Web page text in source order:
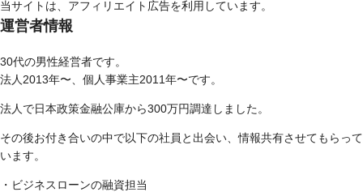
当サイトは、アフィリエイト広告を利用しています。
運営者情報
30代の男性経営者です。
法人2013年〜、個人事業主2011年〜です。
法人で日本政策金融公庫から300万円調達しました。
その後お付き合いの中で以下の社員と出会い、情報共有させてもらって
います。
・ビジネスローンの融資担当